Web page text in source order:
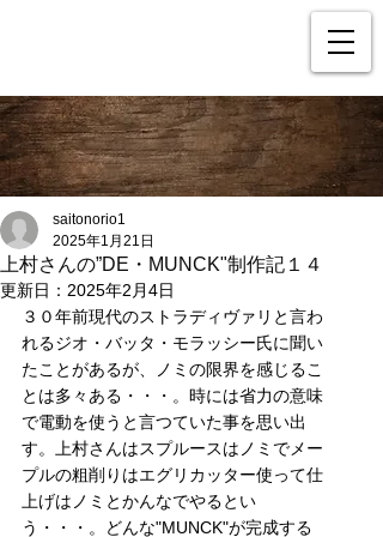
上村さんの”DE・MUNCK"制作記１４
saitonorio1
2025年1月21日
更新日： 2025年2月4日
３０年前現代のストラディヴァリと言わ
れるジオ・バッタ・モラッシー氏に聞い
たことがあるが、ノミの限界を感じるこ
とは多々ある・・・。時には省力の意味
で電動を使うと言つていた事を思い出
す。上村さんはスプルースはノミでメー
プルの粗削りはエグリカッター使って仕
上げはノミとかんなでやるとい
う・・・。どんな"MUNCK"が完成する